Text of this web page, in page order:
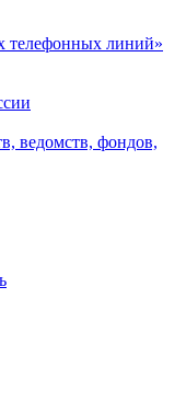
телефонных линий»
ведомств, фондов,